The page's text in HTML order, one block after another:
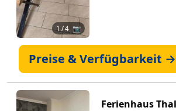
1 / 4 📷
Preise & Verfügbarkeit →
Ferienhaus